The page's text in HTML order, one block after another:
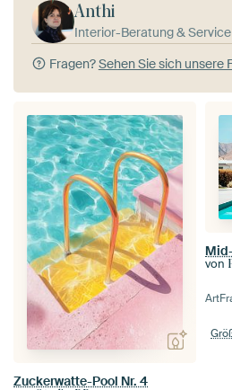
Anthi
Interior-Beratung & Service
Fragen?Sehen Sie sich unsere
Zuckerwatte-Pool Nr. 4
von